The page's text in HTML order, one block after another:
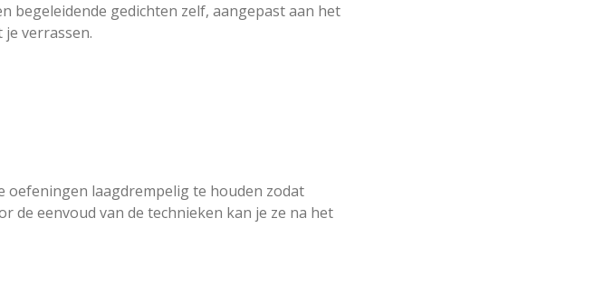
begeleidende gedichten zelf, aangepast aan het
verrassen.
oefeningen laagdrempelig te houden zodat
de eenvoud van de technieken kan je ze na het